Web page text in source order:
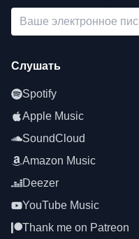
Слушать
Spotify
Apple Music
SoundCloud
Amazon Music
Deezer
YouTube Music
Thank me on Patreon